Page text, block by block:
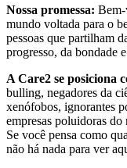
Nossa promessa:
mundo voltada para o
pessoas que partilham
progresso, da bondade
A Care2 se posiciona
bulling, negadores da
xenófobos, ignorantes
empresas poluidoras do
Se você pensa como
não há nada para ver